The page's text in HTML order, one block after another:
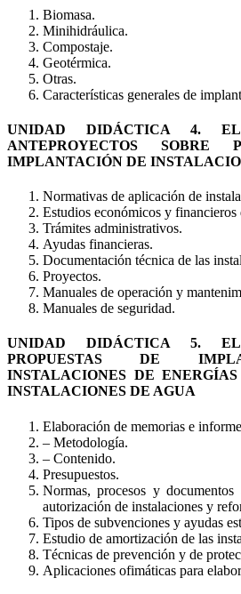
Biomasa.
Minihidráulica.
Compostaje.
Geotérmica.
Otras.
Características generales de
UNIDAD DIDÁCTICA 4.
ANTEPROYECTOS SOBRE
IMPLANTACIÓN DE
Normativas de aplicación de
Estudios económicos y financieros
Trámites administrativos.
Ayudas financieras.
Documentación técnica de las
Proyectos.
Manuales de operación y
Manuales de seguridad.
UNIDAD DIDÁCTICA 5.
PROPUESTAS DE
INSTALACIONES DE
INSTALACIONES DE AGUA
Elaboración de memorias e
– Metodología.
– Contenido.
Presupuestos.
Normas, procesos y documentos
autorización de instalaciones y
Tipos de subvenciones y ayudas
Estudio de amortización de las
Técnicas de prevención y de
Aplicaciones ofimáticas para